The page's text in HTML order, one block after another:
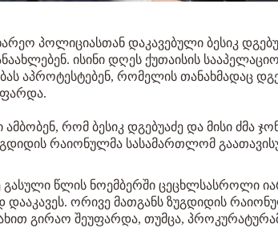
პოლიციასთან დაკავებული ბესიკ
ისინი დღეს ქუთაისის
აპროტესტებენ, რომელის თანახმადაც
ამბობენ, რომ ბესიკ დგებუაძე და მისი ძმა
რაიონულმა სასამართლომ
გასული წლის ნოემბერში ცეცხლსასროლი
დააკავეს. ორივე მათგანს ზუგდიდის
გირაო შეუფარდა, თუმცა,